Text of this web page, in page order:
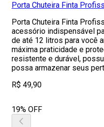
Porta Chuteira Finta
Porta Chuteira Finta
acessório indispensável
de até 12 litros para você
máxima praticidade e
resistente e durável,
possa armazenar seus
R$ 49,90
19% OFF